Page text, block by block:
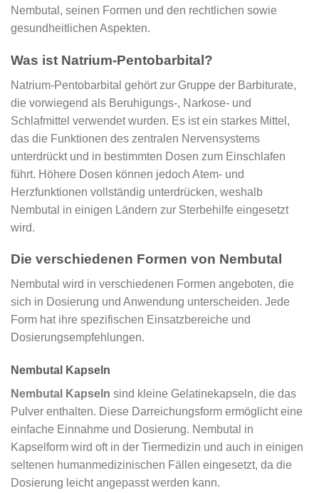
Nembutal, seinen Formen und den rechtlichen sowie
gesundheitlichen Aspekten.
Was ist Natrium-Pentobarbital?
Natrium-Pentobarbital gehört zur Gruppe der Barbiturate,
die vorwiegend als Beruhigungs-, Narkose- und
Schlafmittel verwendet wurden. Es ist ein starkes Mittel,
das die Funktionen des zentralen Nervensystems
unterdrückt und in bestimmten Dosen zum Einschlafen
führt. Höhere Dosen können jedoch Atem- und
Herzfunktionen vollständig unterdrücken, weshalb
Nembutal in einigen Ländern zur Sterbehilfe eingesetzt
wird.
Die verschiedenen Formen von Nembutal
Nembutal wird in verschiedenen Formen angeboten, die
sich in Dosierung und Anwendung unterscheiden. Jede
Form hat ihre spezifischen Einsatzbereiche und
Dosierungsempfehlungen.
Nembutal Kapseln
Nembutal Kapseln sind kleine Gelatinekapseln, die das
Pulver enthalten. Diese Darreichungsform ermöglicht eine
einfache Einnahme und Dosierung. Nembutal in
Kapselform wird oft in der Tiermedizin und auch in einigen
seltenen humanmedizinischen Fällen eingesetzt, da die
Dosierung leicht angepasst werden kann.